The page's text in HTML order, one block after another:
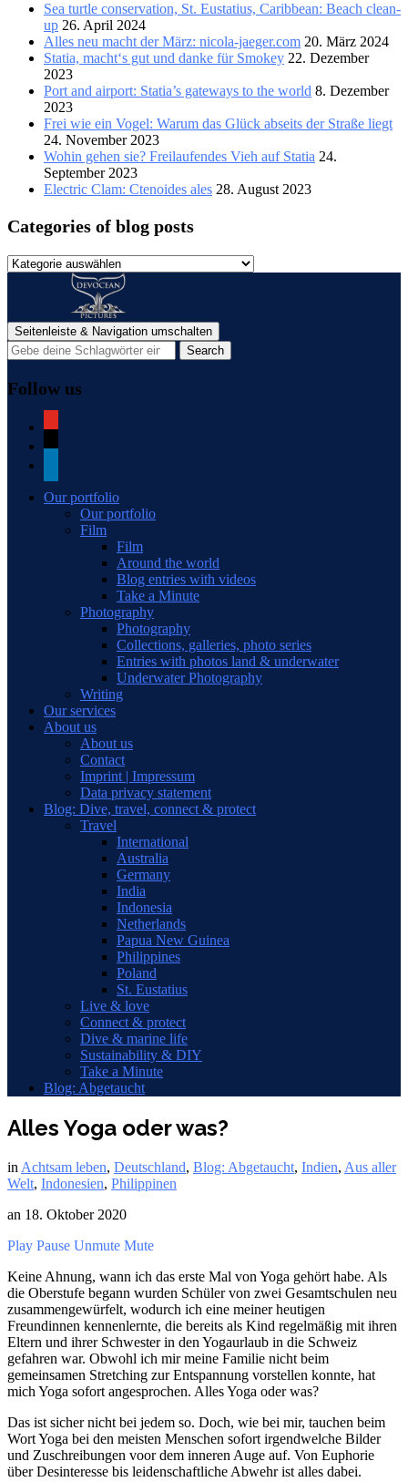
Sea turtle conservation, St. Eustatius, Caribbean: Beach clean-
up 26. April 2024
Alles neu macht der März: nicola-jaeger.com 20. März 2024
Statia, macht‘s gut und danke für Smokey 22. Dezember
2023
Port and airport: Statia’s gateways to the world 8. Dezember
2023
Frei wie ein Vogel: Warum das Glück abseits der Straße liegt
24. November 2023
Wohin gehen sie? Freilaufendes Vieh auf Statia 24.
September 2023
Electric Clam: Ctenoides ales 28. August 2023
Categories of blog posts
Categories
Seitenleiste & Navigation umschalten
Follow us
Our portfolio
Our portfolio
Film
Film
Around the world
Blog entries with videos
Take a Minute
Photography
Photography
Collections, galleries, photo series
Entries with photos land & underwater
Underwater Photography
Writing
Our services
About us
About us
Contact
Imprint | Impressum
Data privacy statement
Blog: Dive, travel, connect & protect
Travel
International
Australia
Germany
India
Indonesia
Netherlands
Papua New Guinea
Philippines
Poland
St. Eustatius
Live & love
Connect & protect
Dive & marine life
Sustainability & DIY
Take a Minute
Blog: Abgetaucht
Alles Yoga oder was?
in Achtsam leben, Deutschland, Blog: Abgetaucht, Indien, Aus aller
Welt, Indonesien, Philippinen
an 18. Oktober 2020
Play Pause Unmute Mute
Keine Ahnung, wann ich das erste Mal von Yoga gehört habe. Als
die Oberstufe begann wurden Schüler von zwei Gesamtschulen neu
zusammengewürfelt, wodurch ich eine meiner heutigen
Freundinnen kennenlernte, die bereits als Kind regelmäßig mit ihren
Eltern und ihrer Schwester in den Yogaurlaub in die Schweiz
gefahren war. Obwohl ich mir meine Familie nicht beim
gemeinsamen Stretching zur Entspannung vorstellen konnte, hat
mich Yoga sofort angesprochen. Alles Yoga oder was?
Das ist sicher nicht bei jedem so. Doch, wie bei mir, tauchen beim
Wort Yoga bei den meisten Menschen sofort irgendwelche Bilder
und Zuschreibungen voor dem inneren Auge auf. Von Euphorie
über Desinteresse bis leidenschaftliche Abwehr ist alles dabei.